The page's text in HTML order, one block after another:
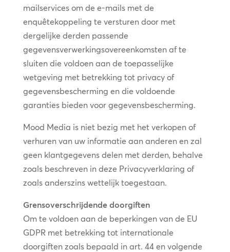
mailservices om de e-mails met de
enquêtekoppeling te versturen door met
dergelijke derden passende
gegevensverwerkingsovereenkomsten af te
sluiten die voldoen aan de toepasselijke
wetgeving met betrekking tot privacy of
gegevensbescherming en die voldoende
garanties bieden voor gegevensbescherming.
Mood Media is niet bezig met het verkopen of
verhuren van uw informatie aan anderen en zal
geen klantgegevens delen met derden, behalve
zoals beschreven in deze Privacyverklaring of
zoals anderszins wettelijk toegestaan.
Grensoverschrijdende doorgiften
Om te voldoen aan de beperkingen van de EU
GDPR met betrekking tot internationale
doorgiften zoals bepaald in art. 44 en volgende